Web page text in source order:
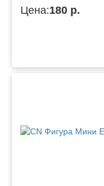
Цена:180 р.